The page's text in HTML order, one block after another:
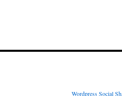
Wordpress Social